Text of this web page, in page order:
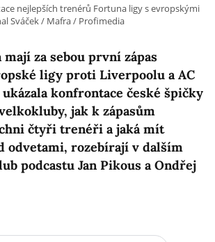
mají za sebou první zápas
ligy proti Liverpoolu a AC
konfrontace české špičky
jak k zápasům
čtyři trenéři a jaká mít
odvetami, rozebírají v dalším
podcastu Jan Pikous a Ondřej
nejlepších trenérů Fortuna ligy s evropskými
Sváček / Mafra / Profimedia